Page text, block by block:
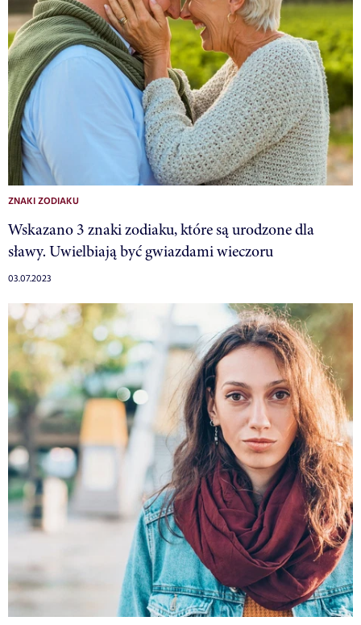
ZNAKI ZODIAKU
Wskazano 3 znaki zodiaku, które są urodzone dla
sławy. Uwielbiają być gwiazdami wieczoru
03.07.2023